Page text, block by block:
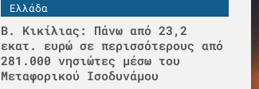
Ελλάδα
Β. Κικίλιας: Πάνω από 23,2
εκατ. ευρώ σε περισσότερους από
281.000 νησιώτες μέσω του
Μεταφορικού Ισοδυνάμου